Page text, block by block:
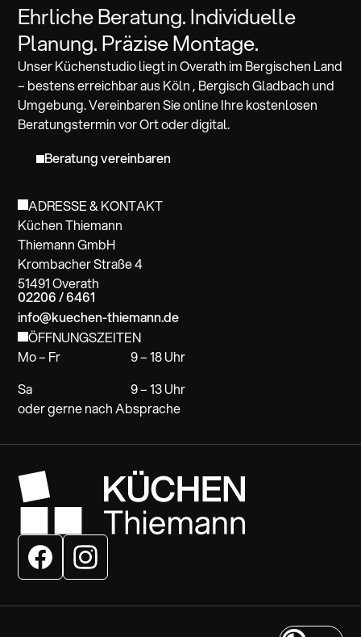
Ehrliche Beratung. Individuelle
Planung. Präzise Montage.
Unser Küchenstudio liegt in Overath im Bergischen Land
– bestens erreichbar aus Köln , Bergisch Gladbach und
Umgebung. Vereinbaren Sie online Ihre kostenlosen
Beratungstermin vor Ort oder digital.
Beratung vereinbaren
ADRESSE & KONTAKT
Küchen Thiemann
Thiemann GmbH
Krombacher Straße 4
51491 Overath
02206 / 6461
info@kuechen-thiemann.de
ÖFFNUNGSZEITEN
Mo – Fr
9 – 18 Uhr
Sa
9 – 13 Uhr
oder gerne nach Absprache